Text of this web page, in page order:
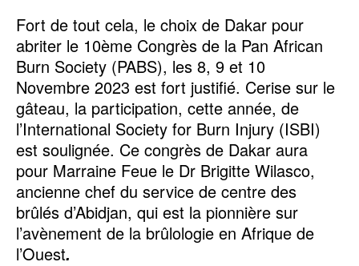
Fort de tout cela, le choix de Dakar pour
abriter le 10ème Congrès de la Pan African
Burn Society (PABS), les 8, 9 et 10
Novembre 2023 est fort justifié. Cerise sur le
gâteau, la participation, cette année, de
l’International Society for Burn Injury (ISBI)
est soulignée. Ce congrès de Dakar aura
pour Marraine Feue le Dr Brigitte Wilasco,
ancienne chef du service de centre des
brûlés d’Abidjan, qui est la pionnière sur
l’avènement de la brûlologie en Afrique de
l’Ouest.